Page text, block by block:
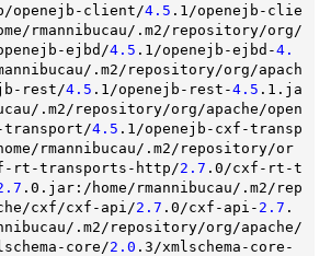
openejb-client/4.5 .1/openejb-clie
rmannibucau/.m2/repository/org/
ejbd/4.5 .1/openejb-ejbd-4.
.m2/repository/org/apach
rest/4.5 .1/openejb-rest-4.5 .1.ja
.m2/repository/org/apache/open
transport/4.5 .1/openejb-cxf-transp
rmannibucau/.m2/repository/or
rt-transports-http/2.7 .0/cxf-rt-t
.0.jar:/home/rmannibucau/.m2/rep
cxf/cxf-api/2.7 .0/cxf-api- 2.7 .
.m2/repository/org/apache/
core/2.0 .3/xmlschema-core-